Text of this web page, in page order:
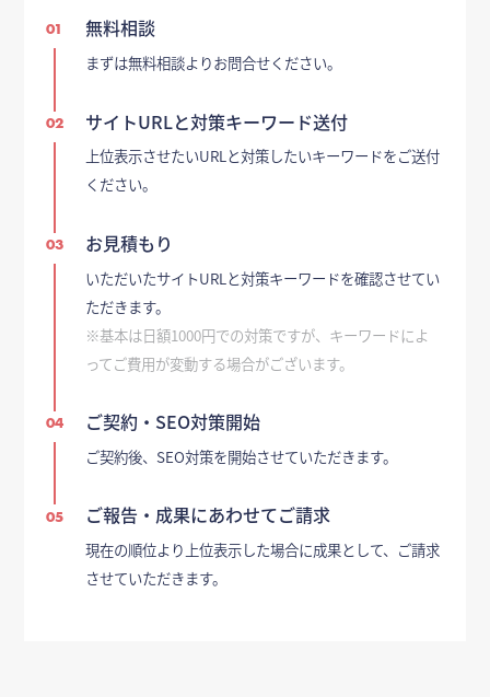
01 無料相談
まずは無料相談よりお問合せください。
02 サイトURLと対策キーワード送付
上位表示させたいURLと対策したいキーワードをご送付
ください。
03 お見積もり
いただいたサイトURLと対策キーワードを確認させてい
ただきます。
※基本は日額1000円での対策ですが、キーワードによ
ってご費用が変動する場合がございます。
04 ご契約・SEO対策開始
ご契約後、SEO対策を開始させていただきます。
05 ご報告・成果にあわせてご請求
現在の順位より上位表示した場合に成果として、ご請求
させていただきます。